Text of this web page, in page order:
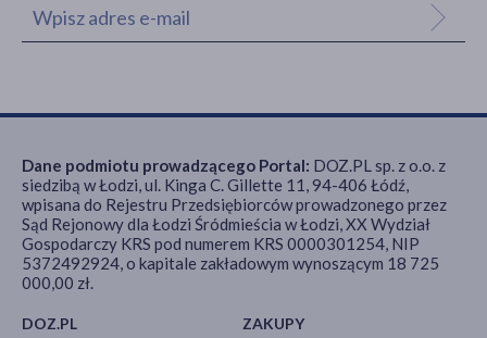
DOZ.PL ZAKUPY
Dane podmiotu prowadzącego Portal: DOZ.PL sp. z o.o. z
siedzibą w Łodzi, ul. Kinga C. Gillette 11, 94-406 Łódź,
wpisana do Rejestru Przedsiębiorców prowadzonego przez
Sąd Rejonowy dla Łodzi Śródmieścia w Łodzi, XX Wydział
Gospodarczy KRS pod numerem KRS 0000301254, NIP
5372492924, o kapitale zakładowym wynoszącym 18 725
000,00 zł.